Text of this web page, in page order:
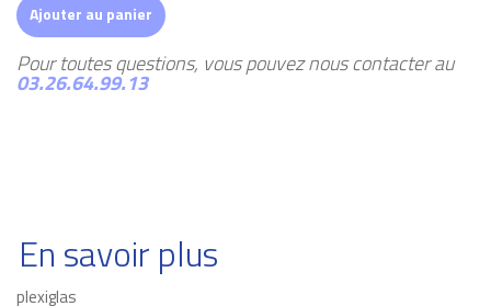
Ajouter au panier
Pour toutes questions, vous pouvez nous contacter au
03.26.64.99.13
En savoir plus
plexiglas